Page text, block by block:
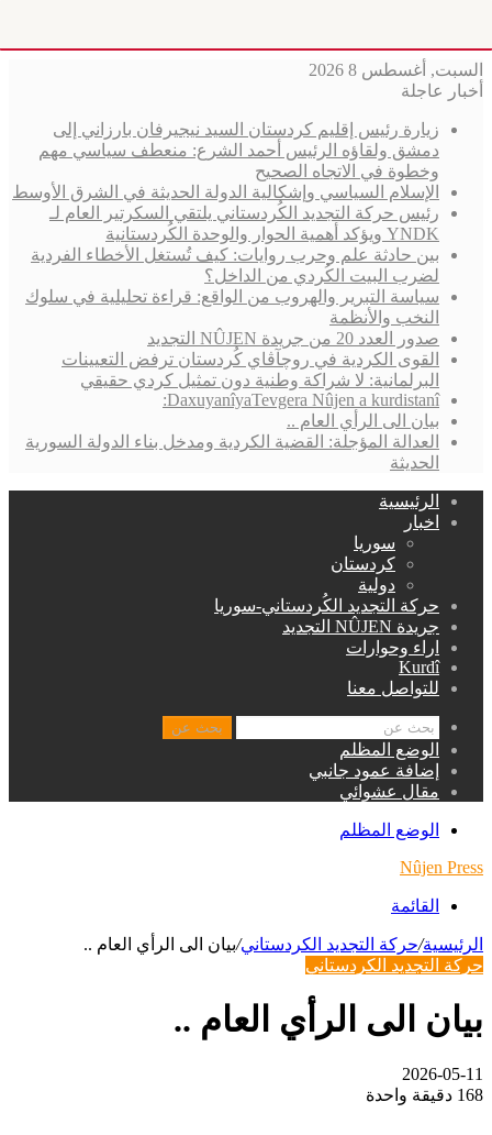
السبت, أغسطس 8 2026
أخبار عاجلة
زيارة رئيس إقليم كردستان السيد نيجيرفان بارزاني إلى
دمشق ولقاؤه الرئيس أحمد الشرع: منعطف سياسي مهم
وخطوة في الاتجاه الصحيح
الإسلام السياسي وإشكالية الدولة الحديثة في الشرق الأوسط
رئيس حركة التجديد الكُردستاني يلتقي السكرتير العام لـ
YNDK ويؤكد أهمية الحوار والوحدة الكُردستانية
بين حادثة علم وحرب روايات: كيف تُستغل الأخطاء الفردية
لضرب البيت الكُردي من الداخل؟
سياسة التبرير والهروب من الواقع: قراءة تحليلية في سلوك
النخب والأنظمة
صدور العدد 20 من جريدة NÛJEN التجديد
القوى الكردية في روچآڤاي كُردستان ترفض التعيينات
البرلمانية: لا شراكة وطنية دون تمثيل كردي حقيقي
DaxuyanîyaTevgera Nûjen a kurdistanî:
بيان الى الرأي العام ..
العدالة المؤجلة: القضية الكردية ومدخل بناء الدولة السورية
الحديثة
الرئيسية
اخبار
سوريا
كردستان
دولية
حركة التجديد الكُردستاني-سوريا
جريدة NÛJEN التجديد
اراء وحوارات
Kurdî
للتواصل معنا
بحث عن
الوضع المظلم
إضافة عمود جانبي
مقال عشوائي
الوضع المظلم
Nûjen Press
القائمة
الرئيسية/حركة التجديد الكردستاني/بيان الى الرأي العام ..
حركة التجديد الكردستاني
بيان الى الرأي العام ..
2026-05-11
168 دقيقة واحدة